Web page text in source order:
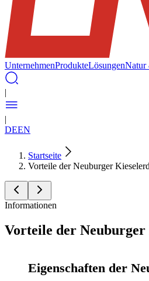
UnternehmenProdukteLösungenNatur
|
|
DEEN
Startseite
Vorteile der Neuburger
Informationen
Vorteile der Neuburger
Eigenschaften der